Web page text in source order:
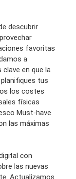
descubrir
favoritas
a
en que la
tus
los costes
físicas
Must-have
las máximas
con
las nuevas
Actualizamos